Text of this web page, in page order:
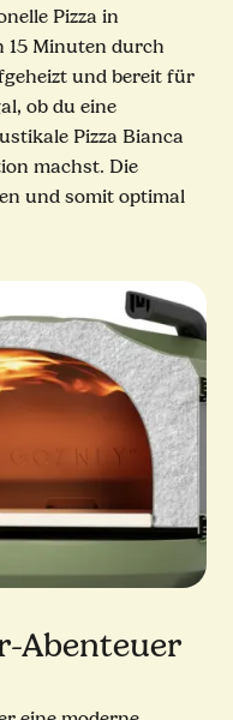
Pizza in
15 Minuten durch
und bereit für
ob du eine
Pizza Bianca
machst. Die
und somit optimal
Abenteuer